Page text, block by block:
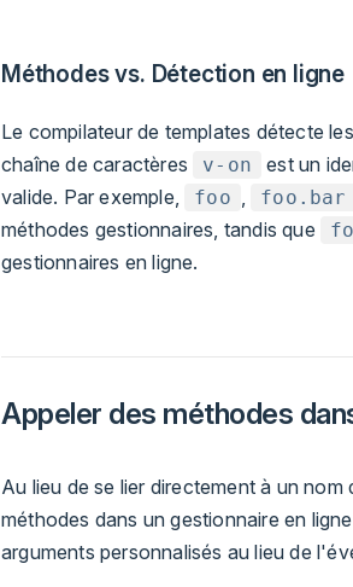
Méthodes vs. Détection en ligne
Le compilateur de templates détecte
chaîne de caractères
v-on
est un
valide. Par exemple,
foo foo.bar
méthodes gestionnaires, tandis que
gestionnaires en ligne.
Appeler des méthodes
Au lieu de se lier directement à un
méthodes dans un gestionnaire en
arguments personnalisés au lieu de